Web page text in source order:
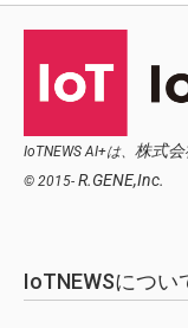
IoTNEWS AI+は、 株式
© 2015- R.GENE,Inc.
IoTNEWSについ